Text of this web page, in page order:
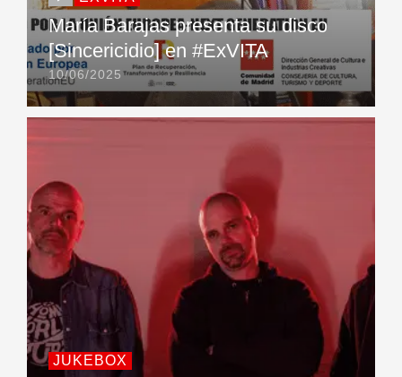
María Barajas presenta su disco
[Sincericidio] en #ExVITA
10/06/2025
JUKEBOX